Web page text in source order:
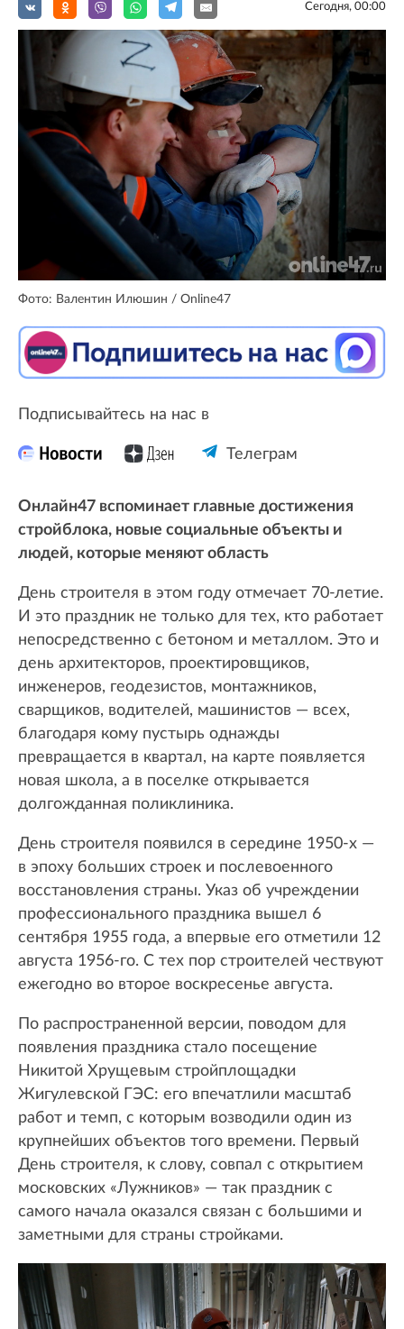
Сегодня, 00:00
Фото: Валентин Илюшин / Online47
Подписывайтесь на нас в
Телеграм
Онлайн47 вспоминает главные достижения
стройблока, новые социальные объекты и
людей, которые меняют область
День строителя в этом году отмечает 70-летие.
И это праздник не только для тех, кто работает
непосредственно с бетоном и металлом. Это и
день архитекторов, проектировщиков,
инженеров, геодезистов, монтажников,
сварщиков, водителей, машинистов — всех,
благодаря кому пустырь однажды
превращается в квартал, на карте появляется
новая школа, а в поселке открывается
долгожданная поликлиника.
День строителя появился в середине 1950-х —
в эпоху больших строек и послевоенного
восстановления страны. Указ об учреждении
профессионального праздника вышел 6
сентября 1955 года, а впервые его отметили 12
августа 1956-го. С тех пор строителей чествуют
ежегодно во второе воскресенье августа.
По распространенной версии, поводом для
появления праздника стало посещение
Никитой Хрущевым стройплощадки
Жигулевской ГЭС: его впечатлили масштаб
работ и темп, с которым возводили один из
крупнейших объектов того времени. Первый
День строителя, к слову, совпал с открытием
московских «Лужников» — так праздник с
самого начала оказался связан с большими и
заметными для страны стройками.